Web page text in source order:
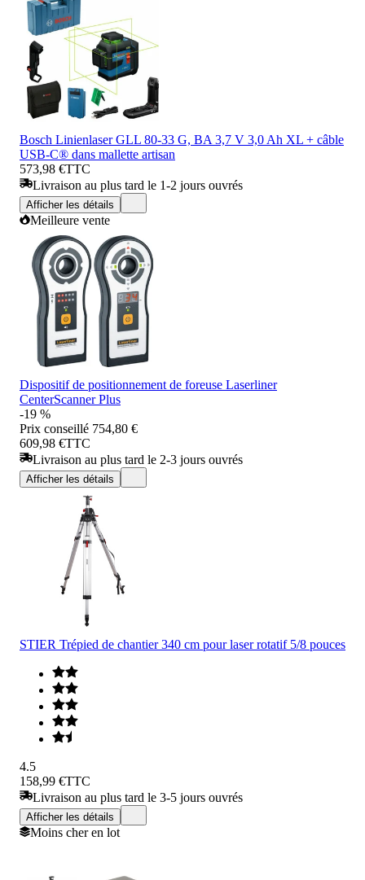
Bosch Linienlaser GLL 80-33 G, BA 3,7 V 3,0 Ah XL + câble
USB-C® dans mallette artisan
573,98 €TTC
Livraison au plus tard le 1-2 jours ouvrés
Afficher les détails
Meilleure vente
Dispositif de positionnement de foreuse Laserliner
CenterScanner Plus
-19 %
Prix conseillé 754,80 €
609,98 €TTC
Livraison au plus tard le 2-3 jours ouvrés
Afficher les détails
STIER Trépied de chantier 340 cm pour laser rotatif 5/8 pouces
4.5
158,99 €TTC
Livraison au plus tard le 3-5 jours ouvrés
Afficher les détails
Moins cher en lot